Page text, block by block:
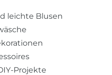
leichte Blusen
Projekte